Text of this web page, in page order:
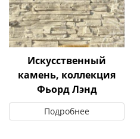
Искусственный
камень, коллекция
Фьорд Лэнд
Подробнее